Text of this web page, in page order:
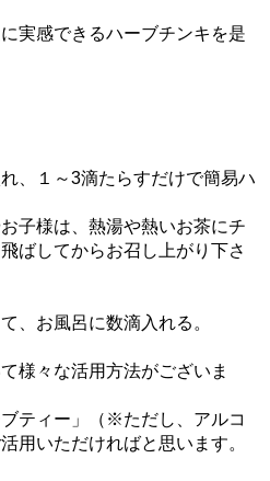
実感できるハーブチンキを是
、１～3滴たらすだけで簡易ハ
子様は、熱湯や熱いお茶にチ
ばしてからお召し上がり下さ
、お風呂に数滴入れる。
様々な活用方法がございま
ティー」（※ただし、アルコ
用いただければと思います。